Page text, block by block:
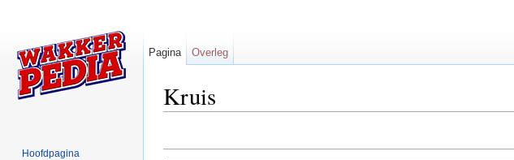
Kruis
Pagina Overleg
Hoofdpagina